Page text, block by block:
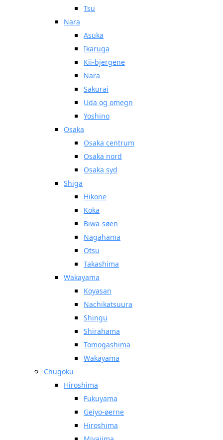
Tsu
Nara
Asuka
Ikaruga
Kii-bjergene
Nara
Sakurai
Uda og omegn
Yoshino
Osaka
Osaka centrum
Osaka nord
Osaka syd
Shiga
Hikone
Koka
Biwa-søen
Nagahama
Otsu
Takashima
Wakayama
Koyasan
Nachikatsuura
Shingu
Shirahama
Tomogashima
Wakayama
Chugoku
Hiroshima
Fukuyama
Geiyo-øerne
Hiroshima